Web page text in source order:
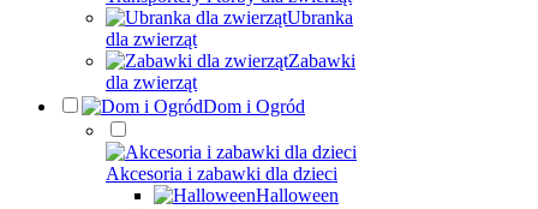
Ubranka
dla zwierząt
Zabawki
dla zwierząt
Dom i Ogród
Akcesoria i zabawki dla dzieci
Halloween